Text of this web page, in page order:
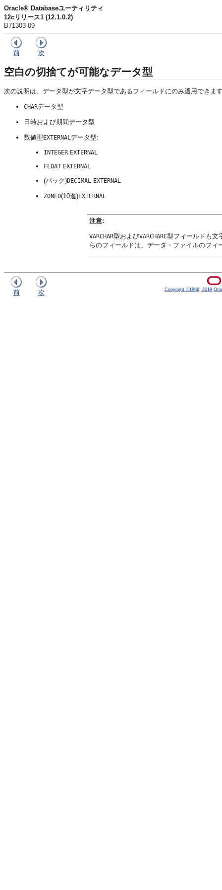
Oracle® Databaseユーティリティ
12c リリース1 (12.1.0.2)
B71303-09
前 次
空白の切捨てが可能なデータ型
次の説明は、データ型が文字データ型であるフィールドにのみ適用できま
CHARデータ型
日時および期間データ型
数値型EXTERNAL データ型:
INTEGER EXTERNAL
FLOAT EXTERNAL
(パック)DECIMAL EXTERNAL
ZONED(10進)EXTERNAL
注意:
VARCHAR型およびVARCHARC型フィールドも文
らのフィールドは、データ・ファイルのフ
前 次 Copyright ©1996,